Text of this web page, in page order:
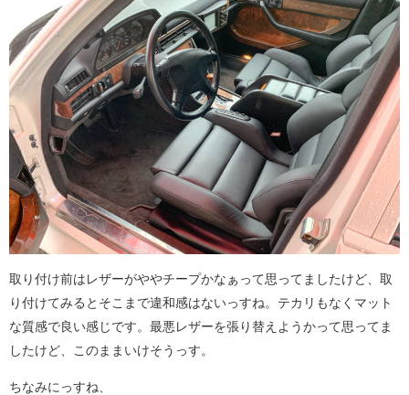
取り付け前はレザーがややチープかなぁって思ってましたけど、取
り付けてみるとそこまで違和感はないっすね。テカリもなくマット
な質感で良い感じです。最悪レザーを張り替えようかって思ってま
したけど、このままいけそうっす。
ちなみにっすね、